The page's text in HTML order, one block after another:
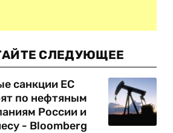
СЛЕДУЮЩЕЕ
санкции ЕС
по нефтяным
России и
- Bloomberg